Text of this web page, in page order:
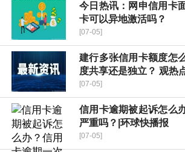
今日热讯：网申信用卡
卡可以异地激活吗？
[07-05]
建行多张信用卡额度怎
度共享还是独立？ 观热
[07-05]
信用卡逾期被起诉怎么
严重吗？|环球快播报
[07-05]